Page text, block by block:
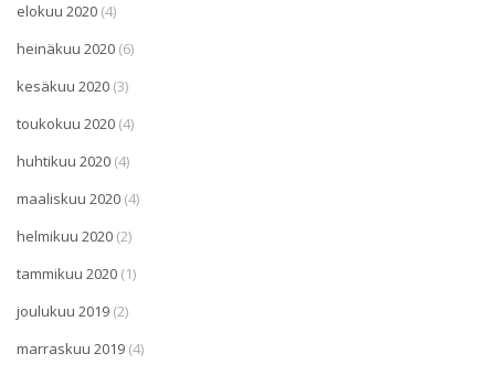
elokuu 2020 (4)
heinäkuu 2020 (6)
kesäkuu 2020 (3)
toukokuu 2020 (4)
huhtikuu 2020 (4)
maaliskuu 2020 (4)
helmikuu 2020 (2)
tammikuu 2020 (1)
joulukuu 2019 (2)
marraskuu 2019 (4)